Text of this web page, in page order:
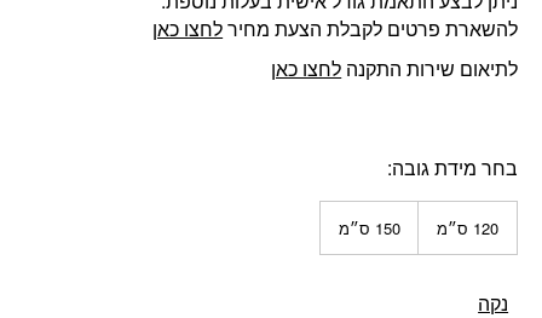
להשארת פרטים לקבלת הצעת מחירלחצו כאן
לתיאום שירות התקנה לחצו כאן
בחר מידת גובה
120 ס״מ 150 ס״מ
נקה